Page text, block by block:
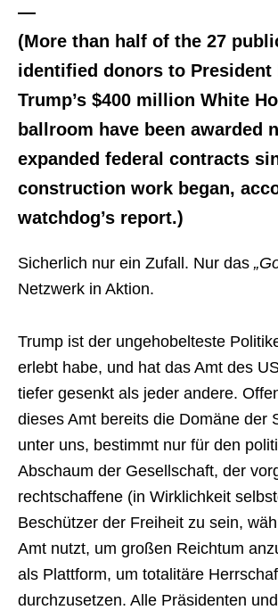
—
(More than half of the 27
identified donors to President
Trump’s $400 million White
ballroom have been awarded
expanded federal contracts
construction work began,
watchdog’s report.)
Sicherlich nur ein Zufall. Nur das
Netzwerk in Aktion.
Trump ist der ungehobelteste
erlebt habe, und hat das Amt des
tiefer gesenkt als jeder andere.
dieses Amt bereits die Domäne der
unter uns, bestimmt nur für den
Abschaum der Gesellschaft, der
rechtschaffene (in Wirklichkeit
Beschützer der Freiheit zu sein,
Amt nutzt, um großen Reichtum
als Plattform, um totalitäre
durchzusetzen. Alle Präsidenten